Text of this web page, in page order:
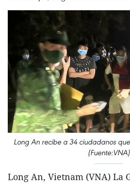
Long An recibe a 34 ciudadanos
(Fuente:VNA)
Long An, Vietnam (VNA) La